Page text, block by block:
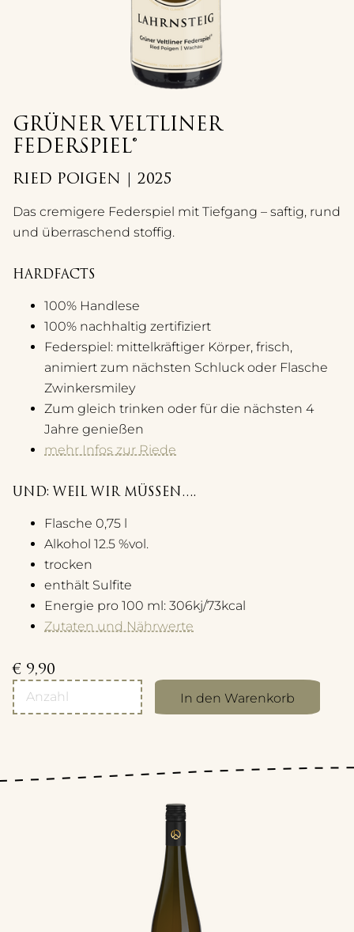
GRÜNER VELTLINER
FEDERSPIEL®
RIED POIGEN | 2025
Das cremigere Federspiel mit Tiefgang – saftig, rund
und überraschend stoffig.
HARDFACTS
100% Handlese
100% nachhaltig zertifiziert
Federspiel: mittelkräftiger Körper, frisch,
animiert zum nächsten Schluck oder Flasche
Zwinkersmiley
Zum gleich trinken oder für die nächsten 4
Jahre genießen
mehr Infos zur Riede
UND: WEIL WIR MÜSSEN….
Flasche 0,75 l
Alkohol 12.5 %vol.
trocken
enthält Sulfite
Energie pro 100 ml: 306kj/73kcal
Zutaten und Nährwerte
€ 9,90